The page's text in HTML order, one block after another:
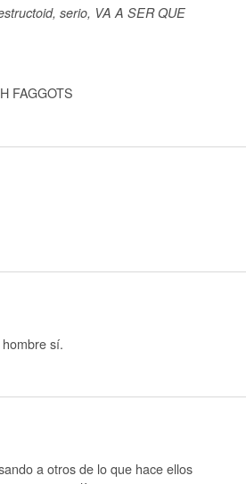
serio, VA A SER QUE
FAGGOTS
sí.
a otros de lo que hace ellos